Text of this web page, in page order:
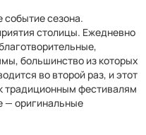
событие сезона.
столицы. Ежедневно
большинство из которых
во второй раз, и этот
традиционным фестивалям
— оригинальные